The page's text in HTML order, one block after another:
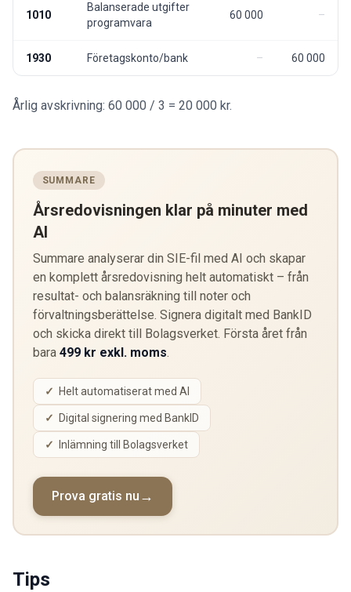
1010
Balanserade utgifter
programvara
60 000
1930 Företagskonto/bank 60 000
Årlig avskrivning: 60 000 / 3 = 20 000 kr.
SUMMARE
Årsredovisningen klar på minuter med
AI
Summare analyserar din SIE-fil med AI och skapar
en komplett årsredovisning helt automatiskt – från
resultat- och balansräkning till noter och
förvaltningsberättelse. Signera digitalt med BankID
och skicka direkt till Bolagsverket. Första året från
bara 499 kr exkl. moms
Helt automatiserat med AI
Digital signering med BankID
Inlämning till Bolagsverket
Prova gratis nu
Tips